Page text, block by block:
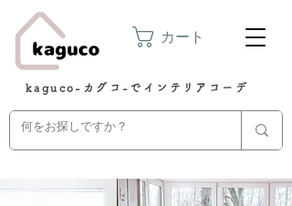
カート
kaguco-カグコ-でインテリアコーデ